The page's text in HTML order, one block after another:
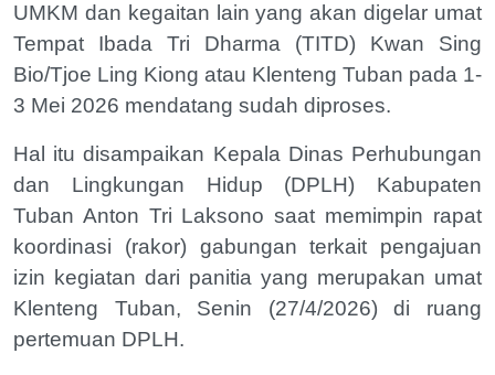
UMKM dan kegaitan lain yang akan digelar umat
Tempat Ibada Tri Dharma (TITD) Kwan Sing
Bio/Tjoe Ling Kiong atau Klenteng Tuban pada 1-
3 Mei 2026 mendatang sudah diproses.
Hal itu disampaikan Kepala Dinas Perhubungan
dan Lingkungan Hidup (DPLH) Kabupaten
Tuban Anton Tri Laksono saat memimpin rapat
koordinasi (rakor) gabungan terkait pengajuan
izin kegiatan dari panitia yang merupakan umat
Klenteng Tuban, Senin (27/4/2026) di ruang
pertemuan DPLH.